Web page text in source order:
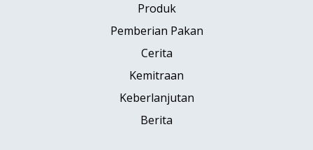
Produk
Pemberian Pakan
Cerita
Kemitraan
Keberlanjutan
Berita